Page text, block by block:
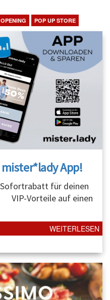
OPENING POP UP STORE
App!
für deinen
Vorteile auf einen
WEITERLESEN